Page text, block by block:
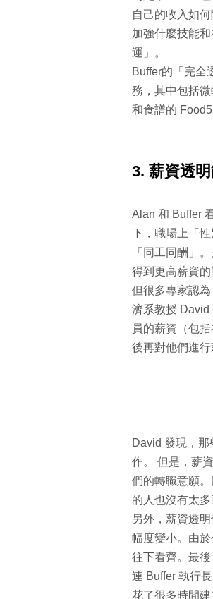
自己的收入如
加強什麼技能
運」。
Buffer的「完全
務，其中包括
和食譜的
3. 薪資透
Alan 和 Buffer
下，職場上「
「同工同酬」
得到更高薪資的
但很多專家認
濟系教授 David
員的薪資（包
後再對他們進行
David 發現，
作。 但是，薪
們的轉職意願
的人也沒有太
另外，薪資透
幅度變小。由
往下看齊。最
連 Buffer 執行
花了很多時間